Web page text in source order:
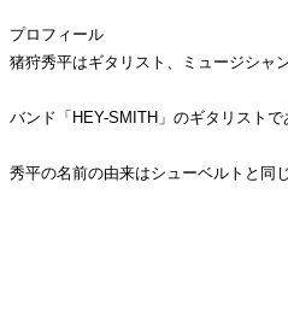
プロフィール
猪狩秀平はギタリスト、ミュージシャン
バンド「HEY-SMITH」のギタリストで
秀平の名前の由来はシューベルトと同